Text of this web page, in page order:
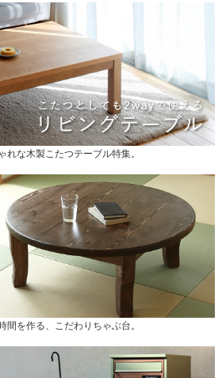
れな木製こたつテーブル特集。
間を作る、こだわりちゃぶ台。